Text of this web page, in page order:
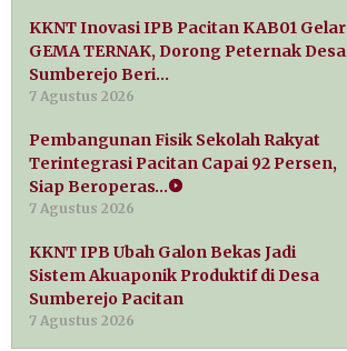
KKNT Inovasi IPB Pacitan KAB01 Gelar
GEMA TERNAK, Dorong Peternak Desa
Sumberejo Beri…
7 Agustus 2026
Pembangunan Fisik Sekolah Rakyat
Terintegrasi Pacitan Capai 92 Persen,
Siap Beroperas…
7 Agustus 2026
KKNT IPB Ubah Galon Bekas Jadi
Sistem Akuaponik Produktif di Desa
Sumberejo Pacitan
7 Agustus 2026